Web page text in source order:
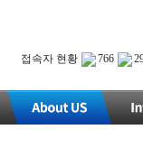
접속자 현황 766